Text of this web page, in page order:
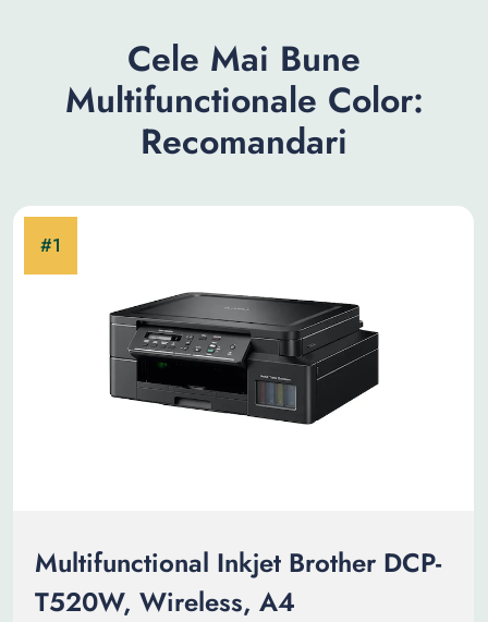
Cele Mai Bune
Multifunctionale Color:
Recomandari
Multifunctional Inkjet Brother DCP-
T520W, Wireless, A4